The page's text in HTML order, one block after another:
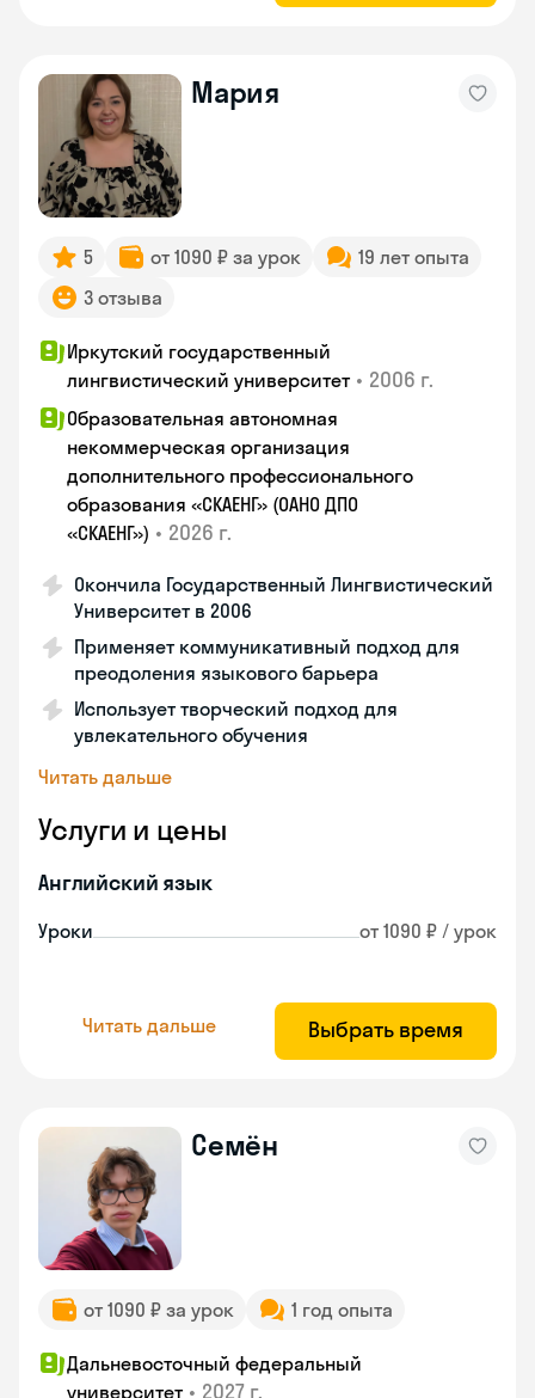
Мария
5 от 1090 ₽ за урок
19 лет опыта
3 отзыва
Иркутский государственный
лингвистический университет • 2006 г.
Образовательная автономная
некоммерческая организация
дополнительного профессионального
образования «СКАЕНГ» (ОАНО ДПО
«СКАЕНГ») • 2026 г.
Окончила Государственный Лингвистический
Университет в 2006
Применяет коммуникативный подход для
преодоления языкового барьера
Использует творческий подход для
увлекательного обучения
Читать дальше
Услуги и цены
Английский язык
Уроки от 1090 ₽ / урок
Читать дальше Выбрать время
Семён
от 1090 ₽ за урок 1 год опыта
Дальневосточный федеральный
университет • 2027 г.